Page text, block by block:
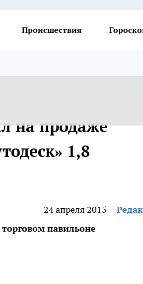
Происшествия
на продаже
1,8
24 апреля 2015
павильоне